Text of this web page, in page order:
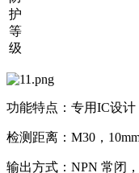
护
等
级
功能特点：专用IC设计
检测距离：M30，
输出方式：NPN 常闭